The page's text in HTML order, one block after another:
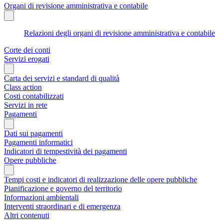
Organi di revisione amministrativa e contabile
Relazioni degli organi di revisione amministrativa e contabile
Corte dei conti
Servizi erogati
Carta dei servizi e standard di qualità
Class action
Costi contabilizzati
Servizi in rete
Pagamenti
Dati sui pagamenti
Pagamenti informatici
Indicatori di tempestività dei pagamenti
Opere pubbliche
Tempi costi e indicatori di realizzazione delle opere pubbliche
Pianificazione e governo del territorio
Informazioni ambientali
Interventi straordinari e di emergenza
Altri contenuti